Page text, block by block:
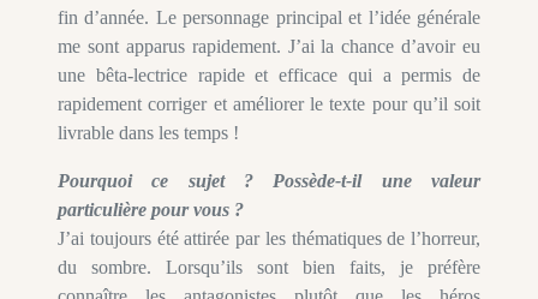
fin d’année. Le personnage principal et l’idée générale
me sont apparus rapidement. J’ai la chance d’avoir eu
une bêta-lectrice rapide et efficace qui a permis de
rapidement corriger et améliorer le texte pour qu’il soit
livrable dans les temps !
Pourquoi ce sujet ? Possède-t-il une valeur
particulière pour vous ?
J’ai toujours été attirée par les thématiques de l’horreur,
du sombre. Lorsqu’ils sont bien faits, je préfère